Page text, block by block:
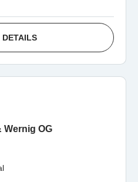
DETAILS
Wernig OG